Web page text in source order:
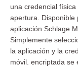
una credencial
apertura.
aplicación Schlage
Simplemente
la aplicación y la
móvil. encriptada se